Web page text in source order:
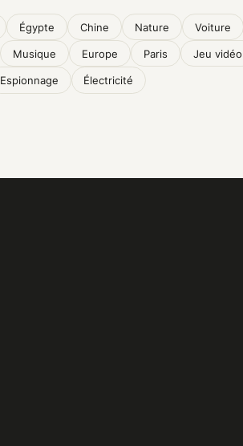
Égypte Chine Nature Voiture
Musique Europe Paris Jeu vidéo
Espionnage Électricité